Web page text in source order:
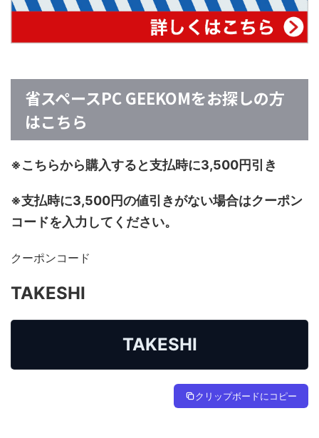
省スペースPC GEEKOMをお探しの方
はこちら
※こちらから購入すると支払時に3,500円引き
※支払時に3,500円の値引きがない場合はクーポン
コードを入力してください。
クーポンコード
TAKESHI
TAKESHI
クリップボードにコピー